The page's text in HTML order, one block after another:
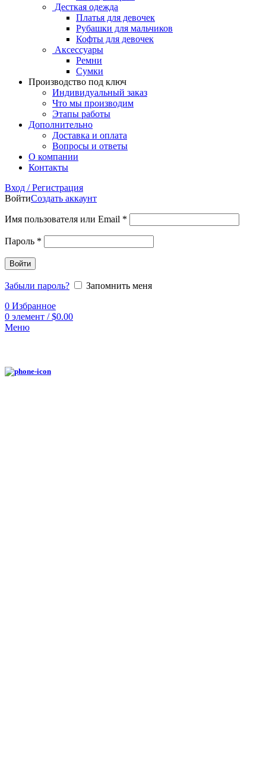
Десткая одежда
Платья для девочек
Рубашки для мальчиков
Кофты для девочек
Аксессуары
Ремни
Сумки
Производство под ключ
Индивидуальный заказ
Что мы производим
Этапы работы
Дополнительно
Доставка и оплата
Вопросы и ответы
О компании
Контакты
Вход / Регистрация
ВойтиСоздать аккаунт
Имя пользователя или Email *
Пароль *
Войти
Забыли пароль?
Запомнить меня
0 Избранное
0 элемент / $0.00
Меню